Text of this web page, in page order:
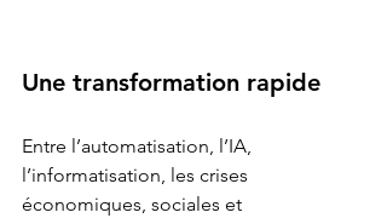
Une transformation rapide
Entre l’automatisation, l’IA,
l’informatisation, les crises
économiques, sociales et